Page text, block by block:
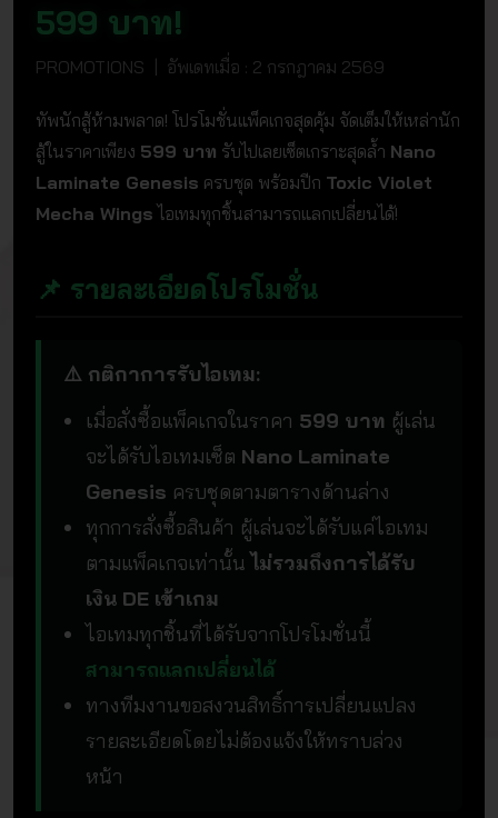
599 บาท!
PROMOTIONS | อัพเดทเมื่อ : 2 กรกฎาคม 2569
ทัพนักสู้ห้ามพลาด! โปรโมชั่นแพ็คเกจสุดคุ้ม จัดเต็มให้เหล่านัก
สู้ในราคาเพียง 599 บาท รับไปเลยเซ็ตเกราะสุดล้ำ Nano
Laminate Genesis ครบชุด พร้อมปีก Toxic Violet
Mecha Wings ไอเทมทุกชิ้นสามารถแลกเปลี่ยนได้!
📌 รายละเอียดโปรโมชั่น
⚠️ กติกาการรับไอเทม:
เมื่อสั่งซื้อแพ็คเกจในราคา 599 บาท ผู้เล่น
จะได้รับไอเทมเซ็ต Nano Laminate
Genesis ครบชุดตามตารางด้านล่าง
ทุกการสั่งซื้อสินค้า ผู้เล่นจะได้รับแค่ไอเทม
ตามแพ็คเกจเท่านั้นไม่รวมถึงการได้รับ
เงิน DE เข้าเกม
ไอเทมทุกชิ้นที่ได้รับจากโปรโมชั่นนี้
สามารถแลกเปลี่ยนได้
ทางทีมงานขอสงวนสิทธิ์การเปลี่ยนแปลง
รายละเอียดโดยไม่ต้องแจ้งให้ทราบล่วง
หน้า